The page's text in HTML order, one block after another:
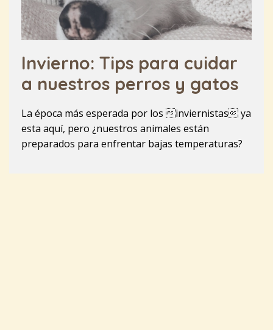
Invierno: Tips para cuidar
a nuestros perros y gatos
La época más esperada por los inviernistas ya
esta aquí, pero ¿nuestros animales están
preparados para enfrentar bajas temperaturas?